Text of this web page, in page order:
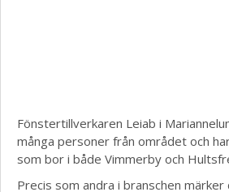
Fönstertillverkaren Leiab i
många personer från området och
som bor i både Vimmerby och
Precis som andra i branschen